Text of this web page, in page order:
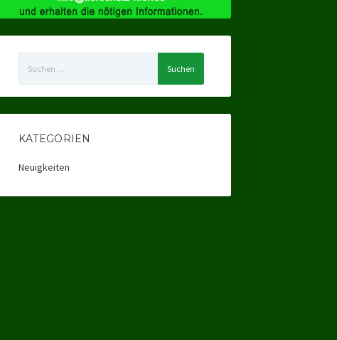
nach:
KATEGORIEN
Neuigkeiten